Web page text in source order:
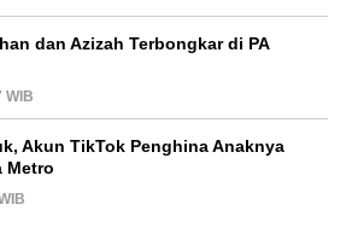
dan Azizah Terbongkar di PA
WIB
Akun TikTok Penghina Anaknya
Metro